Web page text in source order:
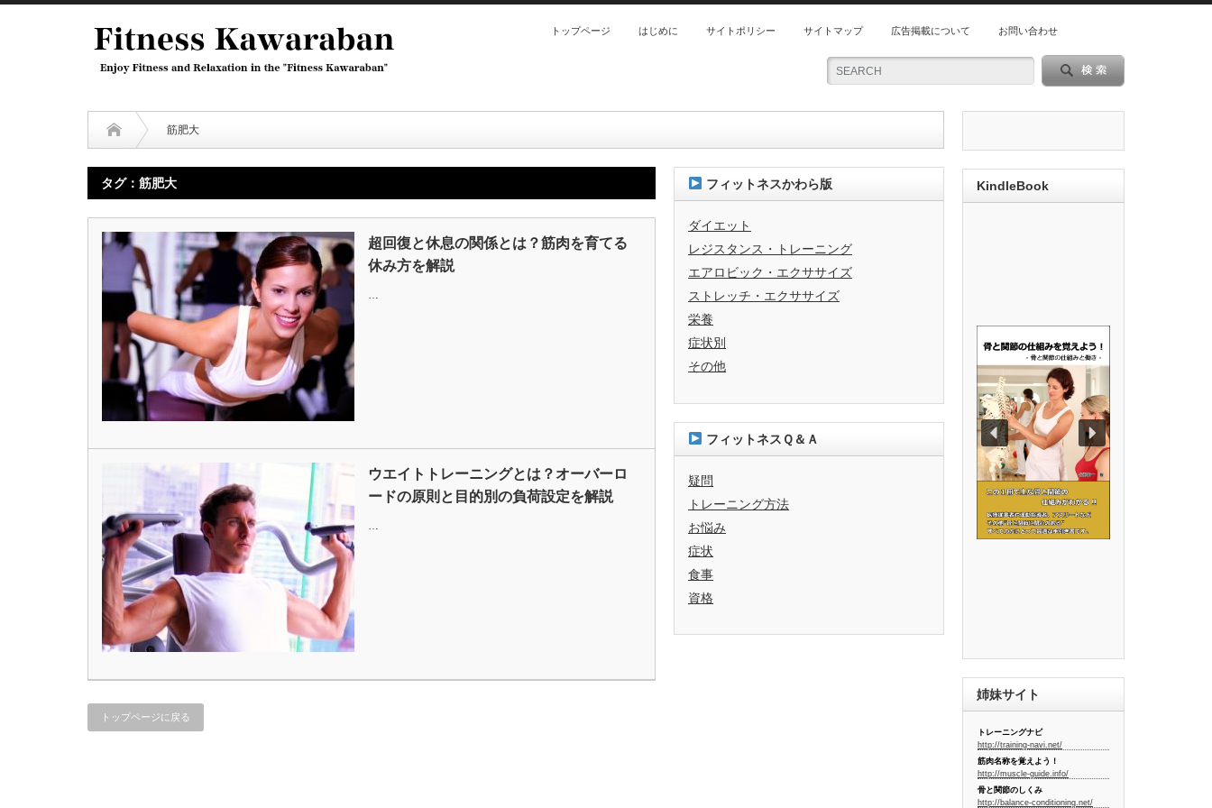
トップページ はじめに サイトポリシー サイトマップ 広告掲載について お問い合わせ
筋肥大
タグ：筋肥大
超回復と休息の関係とは？筋肉を育てる
休み方を解説
…
ウエイトトレーニングとは？オーバーロ
ードの原則と目的別の負荷設定を解説
…
トップページに戻る
フィットネスかわら版
ダイエット
レジスタンス・トレーニング
エアロビック・エクササイズ
ストレッチ・エクササイズ
栄養
症状別
その他
フィットネスＱ＆Ａ
疑問
トレーニング方法
お悩み
症状
食事
資格
KindleBook
姉妹サイト
トレーニングナビ
http://training-navi.net/
筋肉名称を覚えよう！
http://muscle-guide.info/
骨と関節のしくみ
http://balance-conditioning.net/